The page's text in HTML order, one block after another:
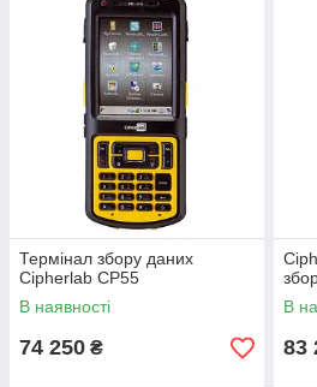
Термінал збору даних
Cipherlab CP55
В наявності
74 250 ₴
В
83